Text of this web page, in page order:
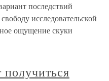
последствий
исследовательской
ощущение скуки